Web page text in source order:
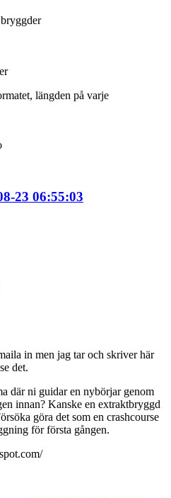
längden på varje
23 06:55:03
in men jag tar och skriver här
det.
där ni guidar en nybörjar genom
innan? Kanske en extraktbryggd
göra det som en crashcourse
för första gången.